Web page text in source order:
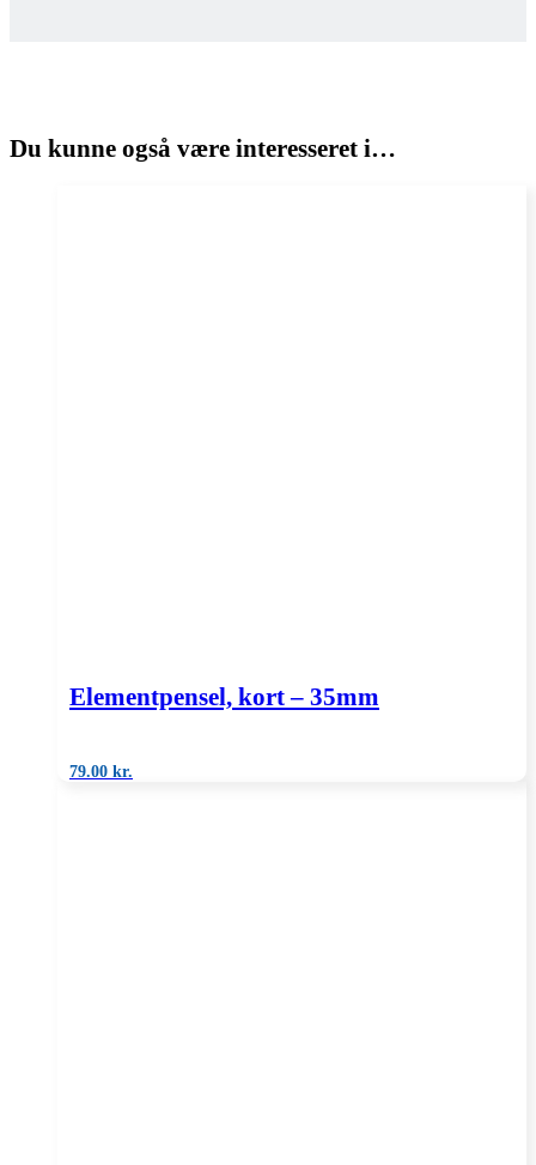
Du kunne også være interesseret i…
Elementpensel, kort – 35mm
79.00 kr.